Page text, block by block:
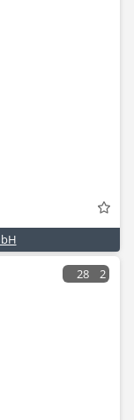
28 2